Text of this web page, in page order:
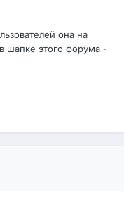
она на
шапке этого форума -